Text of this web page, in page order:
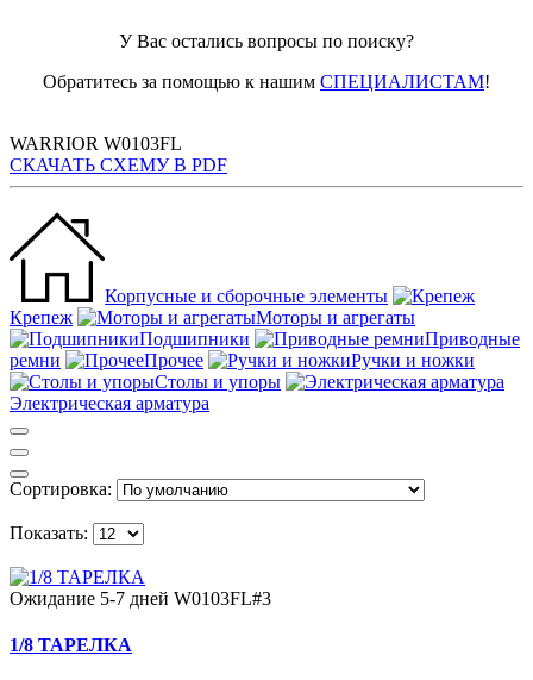
У Вас остались вопросы по поиску?
Обратитесь за помощью к нашим СПЕЦИАЛИСТАМ!
WARRIOR W0103FL
СКАЧАТЬ СХЕМУ В PDF
Корпусные и сборочные элементы
Крепеж
Моторы и агрегаты
Подшипники
Приводные
ремни
Прочее
Ручки и ножки
Столы и упоры
Электрическая арматура
Сортировка:
Показать:
Ожидание 5-7 дней W0103FL#3
1/8 ТАРЕЛКА